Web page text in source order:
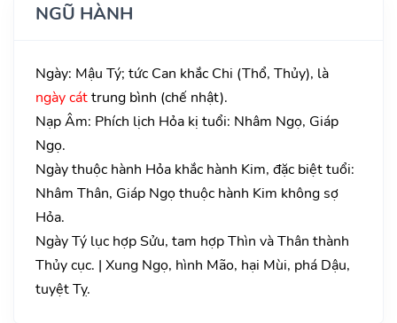
NGŨ HÀNH
Ngày: Mậu Tý; tức Can khắc Chi (Thổ, Thủy), là
ngày cáttrung bình (chế nhật).
Nạp Âm: Phích lịch Hỏa kị tuổi: Nhâm Ngọ, Giáp
Ngọ.
Ngày thuộc hành Hỏa khắc hành Kim, đặc biệt tuổi:
Nhâm Thân, Giáp Ngọ thuộc hành Kim không sợ
Hỏa.
Ngày Tý lục hợp Sửu, tam hợp Thìn và Thân thành
Thủy cục. | Xung Ngọ, hình Mão, hại Mùi, phá Dậu,
tuyệt Tỵ.